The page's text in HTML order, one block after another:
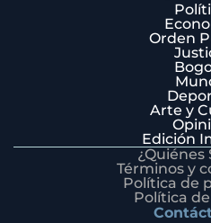
Orden
Arte y
Edición
¿Quiénes
Términos y
Política de
Política